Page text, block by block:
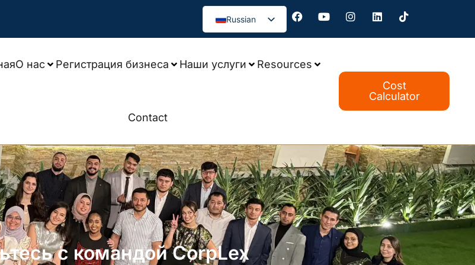
Russian
О нас Регистрация бизнеса Наши услуги Resources
Contact
Cost
Calculator
с командой CorpLex